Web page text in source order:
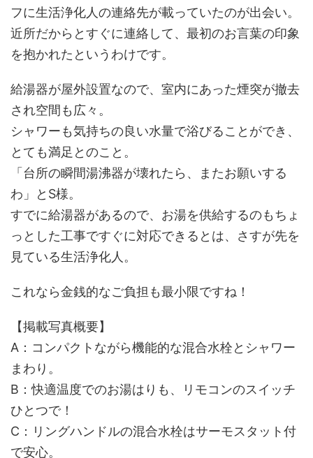
フに生活浄化人の連絡先が載っていたのが出会い。
近所だからとすぐに連絡して、最初のお言葉の印象
を抱かれたというわけです。
給湯器が屋外設置なので、室内にあった煙突が撤去
され空間も広々。
シャワーも気持ちの良い水量で浴びることができ、
とても満足とのこと。
「台所の瞬間湯沸器が壊れたら、またお願いする
わ」とS様。
すでに給湯器があるので、お湯を供給するのもちょ
っとした工事ですぐに対応できるとは、さすが先を
見ている生活浄化人。
これなら金銭的なご負担も最小限ですね！
【掲載写真概要】
A：コンパクトながら機能的な混合水栓とシャワー
まわり。
B：快適温度でのお湯はりも、リモコンのスイッチ
ひとつで！
C：リングハンドルの混合水栓はサーモスタット付
で安心。